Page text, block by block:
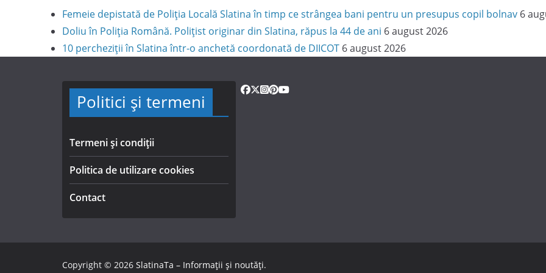
Femeie depistată de Poliția Locală Slatina în timp ce strângea bani pentru un presupus copil bolnav 6
Doliu în Poliția Română. Polițist originar din Slatina, răpus la 44 de ani 6 august 2026
10 percheziții în Slatina într-o anchetă coordonată de DIICOT 6 august 2026
Politici și termeni
Termeni și condiții
Politica de utilizare cookies
Contact
Copyright © 2026 SlatinaTa – Informații și noutăți.